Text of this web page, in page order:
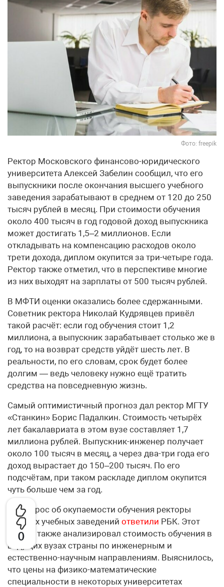
0
Фото: freepik
Ректор Московского финансово-юридического
университета Алексей Забелин сообщил, что его
выпускники после окончания высшего учебного
заведения зарабатывают в среднем от 120 до 250
тысяч рублей в месяц. При стоимости обучения
около 400 тысяч в год годовой доход выпускника
может достигать 1,5–2 миллионов. Если
откладывать на компенсацию расходов около
трети дохода, диплом окупится за три-четыре года.
Ректор также отметил, что в перспективе многие
из них выходят на зарплаты от 500 тысяч рублей.
В МФТИ оценки оказались более сдержанными.
Советник ректора Николай Кудрявцев привёл
такой расчёт: если год обучения стоит 1,2
миллиона, а выпускник зарабатывает столько же в
год, то на возврат средств уйдёт шесть лет. В
реальности, по его словам, срок будет более
долгим — ведь человеку нужно ещё тратить
средства на повседневную жизнь.
Самый оптимистичный прогноз дал ректор МГТУ
«Станкин» Борис Падалкин. Стоимость четырёх
лет бакалавриата в этом вузе составляет 1,7
миллиона рублей. Выпускник-инженер получает
около 100 тысяч в месяц, а через два-три года его
доход вырастает до 150–200 тысяч. По его
подсчётам, при таком раскладе диплом окупится
чуть больше чем за год.
На вопрос об окупаемости обучения ректоры
высших учебных заведений ответили РБК. Этот
ресурс также анализировал стоимость обучения в
ведущих вузах страны по инженерным и
естественно-научным направлениям. Выяснилось,
что цены на физико-математические
специальности в некоторых университетах